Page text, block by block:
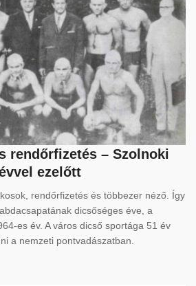
rendőrfizetés – Szolnoki
ezelőtt
rendőrfizetés és többezer néző. Így
dicsőséges éve, a
es év. A város dicső sportága 51 év
a nemzeti pontvadászatban.